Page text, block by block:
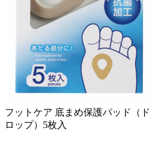
フットケア 底まめ保護パッド（ド
ロップ）5枚入